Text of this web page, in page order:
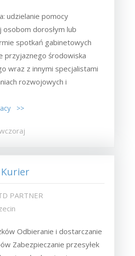
udzielanie pomocy
osobom dorosłym lub
spotkań gabinetowych
przyjaznego środowiska
wraz z innymi specjalistami
rozwojowych i
>>
PARTNER
Odbieranie i dostarczanie
Zabezpieczanie przesyłek